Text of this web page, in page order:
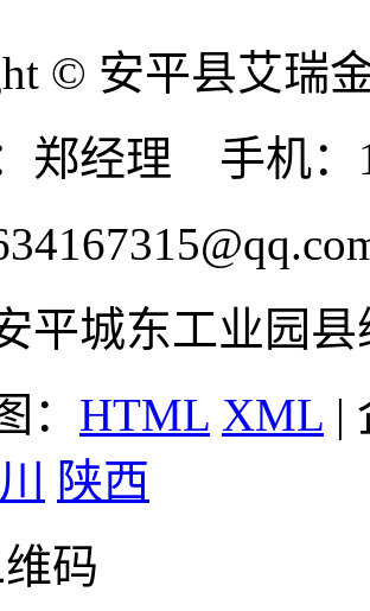
© 安平县艾瑞
郑经理 手机：
平城东工业园县
： HTML XML |
陕西